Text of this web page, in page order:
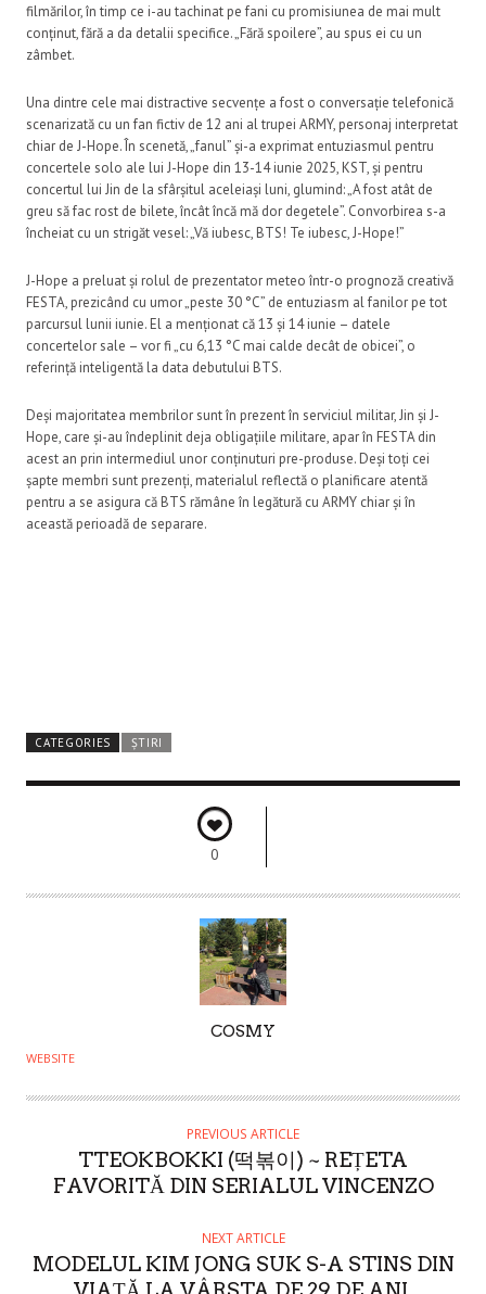
filmărilor, în timp ce i-au tachinat pe fani cu promisiunea de mai mult
conținut, fără a da detalii specifice. „Fără spoilere”, au spus ei cu un
zâmbet.
Una dintre cele mai distractive secvențe a fost o conversație telefonică
scenarizată cu un fan fictiv de 12 ani al trupei ARMY, personaj interpretat
chiar de J-Hope. În scenetă, „fanul” și-a exprimat entuziasmul pentru
concertele solo ale lui J-Hope din 13-14 iunie 2025, KST, și pentru
concertul lui Jin de la sfârșitul aceleiași luni, glumind: „A fost atât de
greu să fac rost de bilete, încât încă mă dor degetele”. Convorbirea s-a
încheiat cu un strigăt vesel: „Vă iubesc, BTS! Te iubesc, J-Hope!”
J-Hope a preluat și rolul de prezentator meteo într-o prognoză creativă
FESTA, prezicând cu umor „peste 30 °C” de entuziasm al fanilor pe tot
parcursul lunii iunie. El a menționat că 13 și 14 iunie – datele
concertelor sale – vor fi „cu 6,13 °C mai calde decât de obicei”, o
referință inteligentă la data debutului BTS.
Deși majoritatea membrilor sunt în prezent în serviciul militar, Jin și J-
Hope, care și-au îndeplinit deja obligațiile militare, apar în FESTA din
acest an prin intermediul unor conținuturi pre-produse. Deși toți cei
șapte membri sunt prezenți, materialul reflectă o planificare atentă
pentru a se asigura că BTS rămâne în legătură cu ARMY chiar și în
această perioadă de separare.
CATEGORIES ȘTIRI
0
U
H
COSMY
WEBSITE
PREVIOUS ARTICLE
TTEOKBOKKI (떡볶이) ~ REȚETA
FAVORITĂ DIN SERIALUL VINCENZO
NEXT ARTICLE
MODELUL KIM JONG SUK S-A STINS DIN